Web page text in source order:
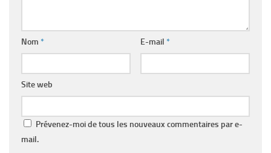
Nom * E-mail *
Site web
Prévenez-moi de tous les nouveaux commentaires par e-
mail.